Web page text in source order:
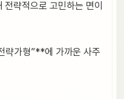
략적으로 고민하는 면이
략가형”**에 가까운 사주